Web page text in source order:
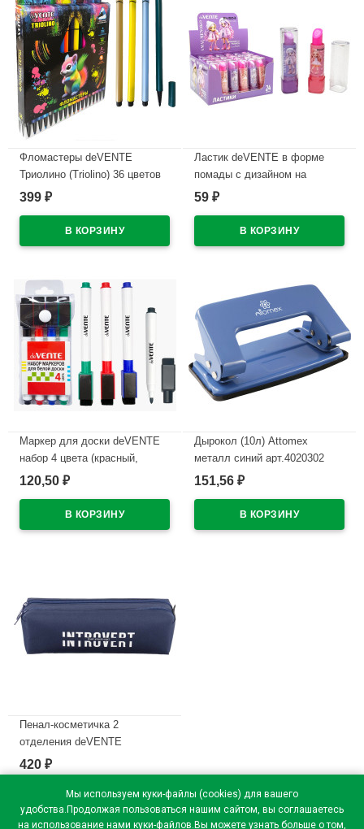
Мы используем куки-файлы (cookies) для вашего
удобства.Продолжая пользоваться нашим сайтом, вы соглашаетесь
на использование нами куки-файлов.Вы можете узнать больше о том,
Фломастеры deVENTE
Триолино (Triolino) 36 цветов
трехгранные картонная
399 ₽
Ластик deVENTE в форме
помады с дизайном на
корпусе арт.8030619
59 ₽
Маркер для доски deVENTE
набор 4 цвета (красный,
синий, черный, зеленый) 2мм
магнитом для крепления
арт.5040605 (Ст.4)
120,50 ₽
Дырокол (10л) Attomex
металл синий арт.4020302
В наличии
151,56 ₽
Пенал-косметичка 2
отделения deVENTE
Интроверт (Introvert)
210x60x60мм темно-синий
арт.7020669
В наличии
420 ₽